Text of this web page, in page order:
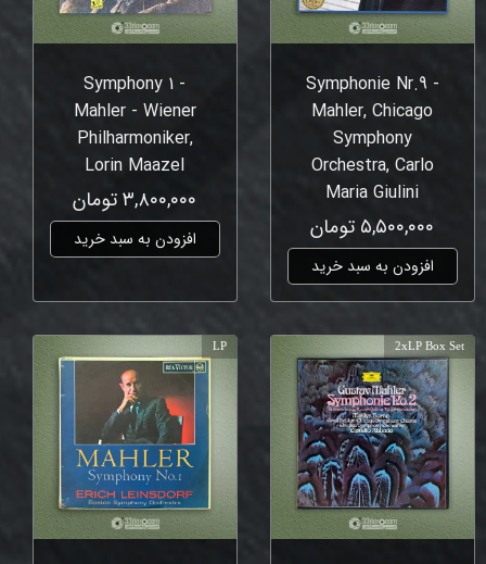
Symphonie Nr.9 -
Mahler, Chicago
Symphony
Orchestra, Carlo
Maria Giulini
۵,۵۰۰,۰۰۰ تومان
افزودن به سبد خرید
Symphony 1 -
Mahler - Wiener
Philharmoniker,
Lorin Maazel
۳,۸۰۰,۰۰۰ تومان
افزودن به سبد خرید
2xLP Box Set
LP